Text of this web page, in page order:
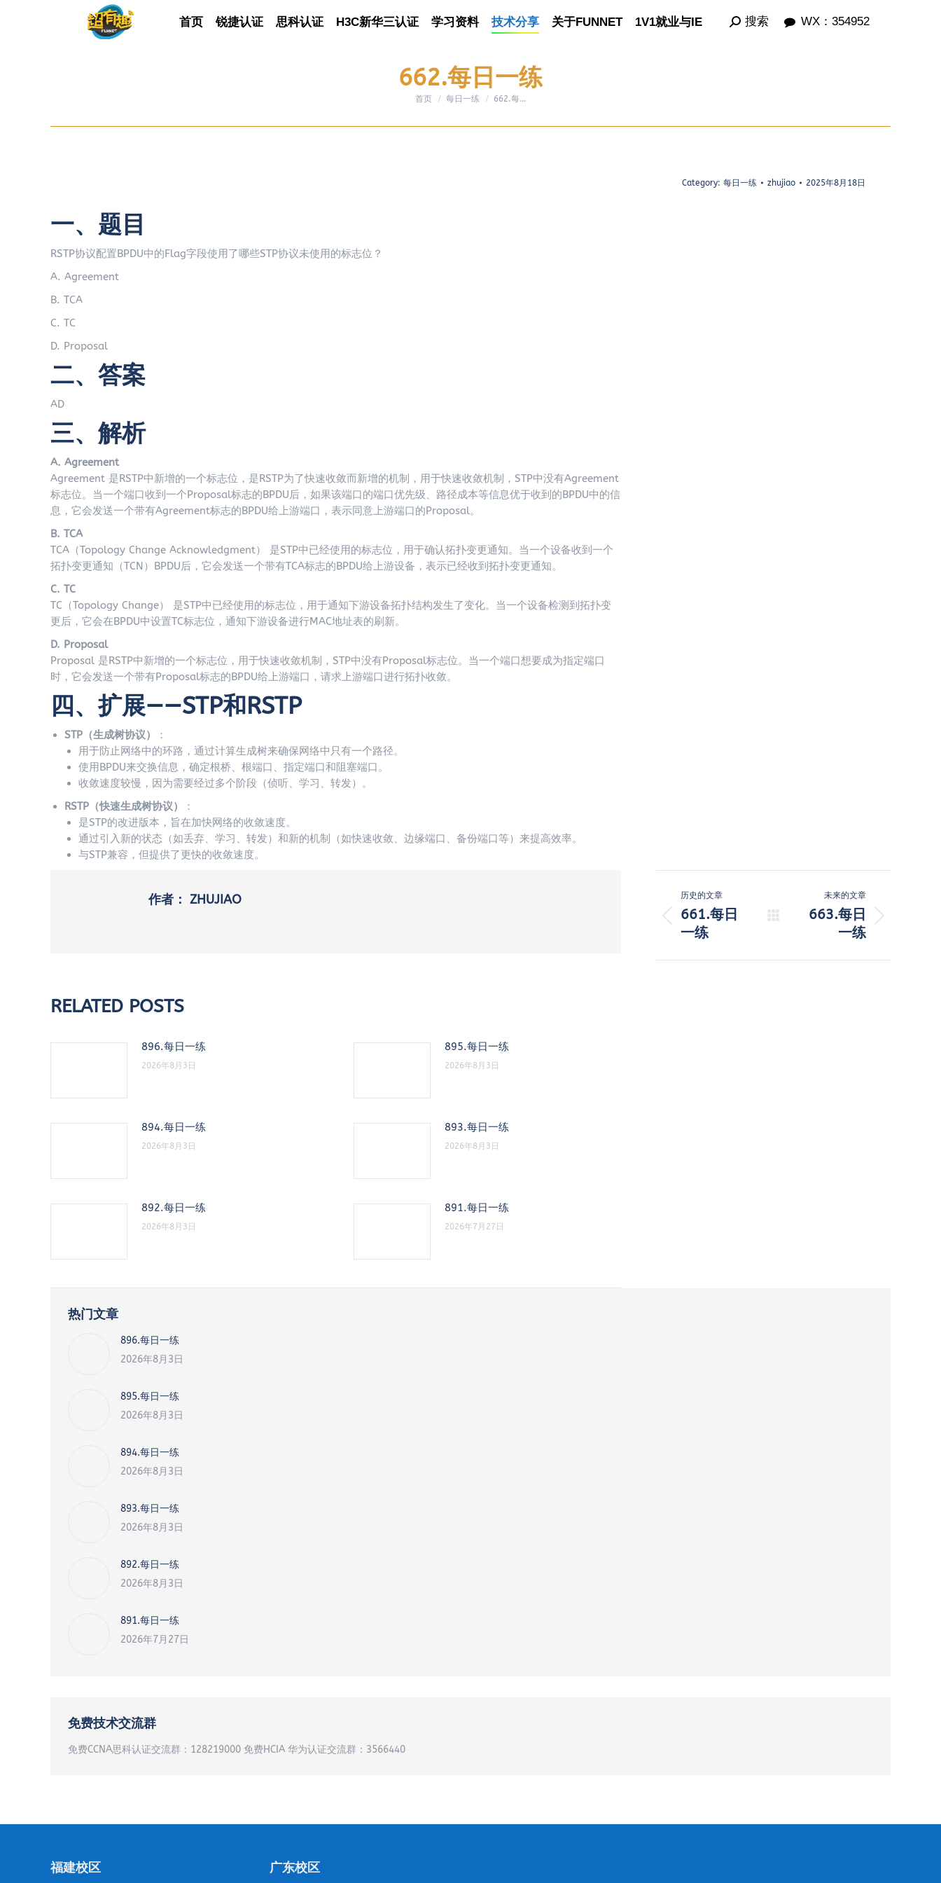
首页 锐捷认证 思科认证 H3C新华三认证 学习资料 技术分享 关于FUNNET 1V1就业与IE Search:
搜索 WX：354952
662.每日一练
您在这里：
首页 每日一练 662.每…
一、题目
RSTP协议配置BPDU中的Flag字段使用了哪些STP协议未使用的标志位？
A. Agreement
B. TCA
C. TC
D. Proposal
二、答案
AD
三、解析
A. Agreement
Agreement 是RSTP中新增的一个标志位，是RSTP为了快速收敛而新增的机制，用于快速收敛机制，STP中没有Agreement
标志位。当一个端口收到一个Proposal标志的BPDU后，如果该端口的端口优先级、路径成本等信息优于收到的BPDU中的信
息，它会发送一个带有Agreement标志的BPDU给上游端口，表示同意上游端口的Proposal。
B. TCA
TCA（Topology Change Acknowledgment） 是STP中已经使用的标志位，用于确认拓扑变更通知。当一个设备收到一个
拓扑变更通知（TCN）BPDU后，它会发送一个带有TCA标志的BPDU给上游设备，表示已经收到拓扑变更通知。
C. TC
TC（Topology Change） 是STP中已经使用的标志位，用于通知下游设备拓扑结构发生了变化。当一个设备检测到拓扑变
更后，它会在BPDU中设置TC标志位，通知下游设备进行MAC地址表的刷新。
D. Proposal
Proposal 是RSTP中新增的一个标志位，用于快速收敛机制，STP中没有Proposal标志位。当一个端口想要成为指定端口
时，它会发送一个带有Proposal标志的BPDU给上游端口，请求上游端口进行拓扑收敛。
四、扩展——STP和RSTP
STP（生成树协议）
：
用于防止网络中的环路，通过计算生成树来确保网络中只有一个路径。
使用BPDU来交换信息，确定根桥、根端口、指定端口和阻塞端口。
收敛速度较慢，因为需要经过多个阶段（侦听、学习、转发）。
RSTP（快速生成树协议）
：
是STP的改进版本，旨在加快网络的收敛速度。
通过引入新的状态（如丢弃、学习、转发）和新的机制（如快速收敛、边缘端口、备份端口等）来提高效率。
与STP兼容，但提供了更快的收敛速度。
Category: 每日一练 zhujiao 2025年8月18日
作者： ZHUJIAO
章
航
历史的文章
历
661.每日
一练
未来的文章
未663.每日
一练
RELATED POSTS
896.每日一练
2026年8月3日
895.每日一练
2026年8月3日
894.每日一练
2026年8月3日
893.每日一练
2026年8月3日
892.每日一练
2026年8月3日
891.每日一练
2026年7月27日
热门文章
896.每日一练
2026年8月3日
895.每日一练
2026年8月3日
894.每日一练
2026年8月3日
893.每日一练
2026年8月3日
892.每日一练
2026年8月3日
891.每日一练
2026年7月27日
免费技术交流群
免费CCNA思科认证交流群：128219000 免费HCIA 华为认证交流群：3566440
福建校区 广东校区
首页 锐捷认证 思科认证 H3C新华三认证 学习资料 技术分享 关于FUNNET 1V1就业与IE Search:
搜索 WX：354952